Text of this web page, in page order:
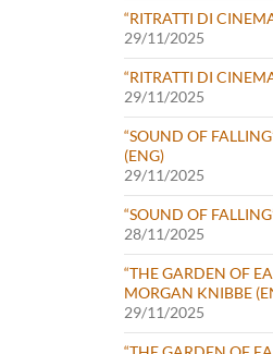
“RITRATTI DI
29/11/2025
“RITRATTI DI
29/11/2025
“SOUND OF
(ENG)
29/11/2025
“SOUND OF
28/11/2025
“THE GARDEN OF
MORGAN KNIBBE
29/11/2025